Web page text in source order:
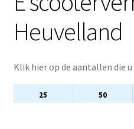
Heuvelland
Klik hier op de aantallen die
25 50